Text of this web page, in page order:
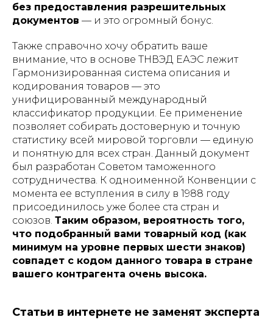
без предоставления разрешительных
документов — и это огромный бонус.
Также справочно хочу обратить ваше
внимание, что в основе ТНВЭД ЕАЭС лежит
Гармонизированная система описания и
кодирования товаров — это
унифицированный международный
классификатор продукции. Ее применение
позволяет собирать достоверную и точную
статистику всей мировой торговли — единую
и понятную для всех стран. Данный документ
был разработан Советом таможенного
сотрудничества. К одноименной Конвенции с
момента ее вступления в силу в 1988 году
присоединилось уже более ста стран и
союзов. Таким образом, вероятность того,
что подобранный вами товарный код (как
минимум на уровне первых шести знаков)
совпадет с кодом данного товара в стране
вашего контрагента очень высока.
Статьи в интернете не заменят эксперта